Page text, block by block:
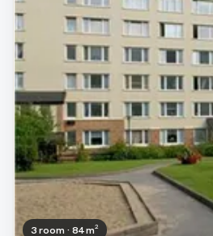
3 room · 84 m²